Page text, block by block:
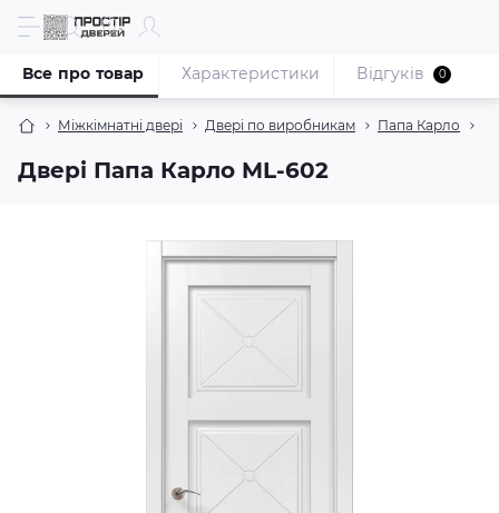
Міжкімнатні двері Двері по виробникам Папа Карло
Двері Папа Карло ML-602
Все про товар Характеристики Відгуків 0